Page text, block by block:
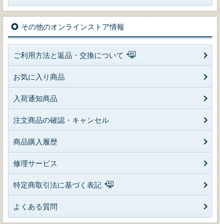
その他のオンラインストア情報
ご利用方法と返品・交換について
お気に入り商品
入荷通知商品
注文商品の確認・キャンセル
商品購入履歴
修理サービス
特定商取引法に基づく表記
よくある質問